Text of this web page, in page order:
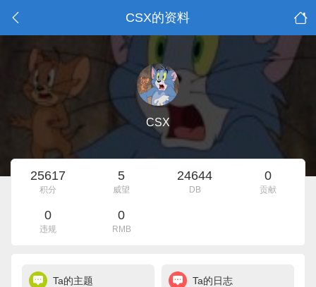
CSX的资料
CSX
25617
积分
5
威望
24644
DB
0
贡献
0
违规
0
RMB
Ta的主题 Ta的日志